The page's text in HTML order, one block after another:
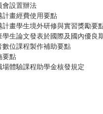
會設置辦法
計畫經費使用要點
畫學生境外研修與實習獎勵要
生論文發表於國際及國內優良
數位課程製作補助要點
要點
體驗課程助學金核發規定